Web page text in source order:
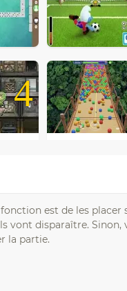
4
est de les
vont disparaître.
la partie.